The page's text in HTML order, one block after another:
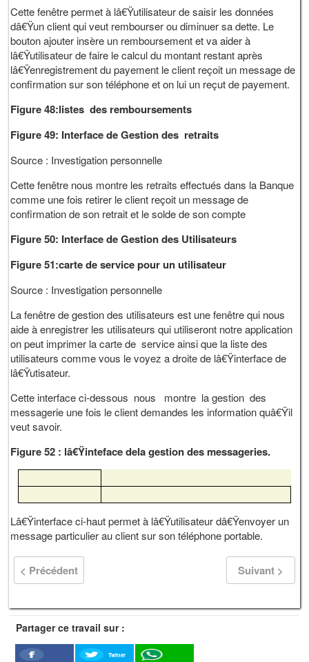
Cette fenêtre permet à lâ€Ÿutilisateur de saisir les données
dâ€Ÿun client qui veut rembourser ou diminuer sa dette. Le
bouton ajouter insère un remboursement et va aider à
lâ€Ÿutilisateur de faire le calcul du montant restant après
lâ€Ÿenregistrement du payement le client reçoit un message de
confirmation sur son téléphone et on lui un reçut de payement.
Figure 48:listes des remboursements
Figure 49: Interface de Gestion des retraits
Source : Investigation personnelle
Cette fenêtre nous montre les retraits effectués dans la Banque
comme une fois retirer le client reçoit un message de
confirmation de son retrait et le solde de son compte
Figure 50: Interface de Gestion des Utilisateurs
Figure 51:carte de service pour un utilisateur
Source : Investigation personnelle
La fenêtre de gestion des utilisateurs est une fenêtre qui nous
aide à enregistrer les utilisateurs qui utiliseront notre application
on peut imprimer la carte de service ainsi que la liste des
utilisateurs comme vous le voyez a droite de lâ€Ÿinterface de
lâ€Ÿutisateur.
Cette interface ci-dessous nous montre la gestion des
messagerie une fois le client demandes les information quâ€Ÿil
veut savoir.
Figure 52 : lâ€Ÿinteface dela gestion des messageries.
Lâ€Ÿinterface ci-haut permet à lâ€Ÿutilisateur dâ€Ÿenvoyer un
message particulier au client sur son téléphone portable.
< Précédent Suivant >
Partager ce travail sur :
Twitter